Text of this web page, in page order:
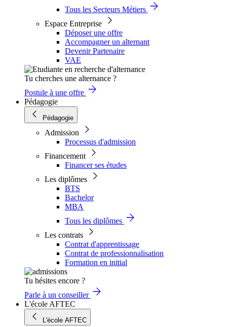
Tous les Secteurs Métiers
Espace Entreprise
Déposer une offre
Accompagner un alternant
Devenir Partenaire
VAE
Tu cherches une alternance ?
Postule à une offre
Pédagogie
Pédagogie
Admission
Processus d'admission
Financement
Financer ses études
Les diplômes
BTS
Bachelor
MBA
Tous les diplômes
Les contrats
Contrat d'apprentissage
Contrat de professionnalisation
Formation en initial
Tu hésites encore ?
Parle à un conseiller
L'école AFTEC
L'école AFTEC